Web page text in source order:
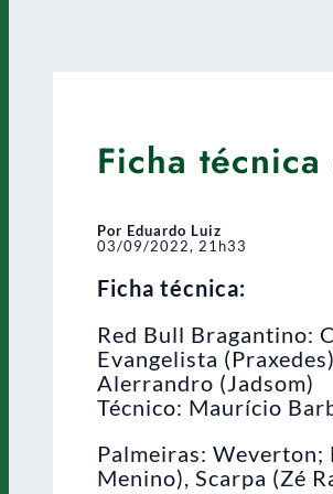
Ficha
Por Eduardo Luiz
03/09/2022, 21h33
Ficha técnica:
Red Bull Bragantino:
Evangelista
Alerrandro (Jadsom)
Técnico: Maurício
Palmeiras: Weverton;
Menino), Scarpa (Zé